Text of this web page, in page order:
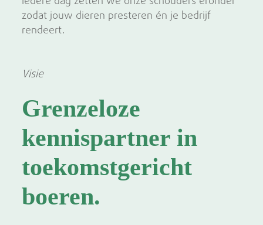
zodat jouw dieren presteren én je bedrijf
rendeert.
Visie
Grenzeloze
kennispartner in
toekomstgericht
boeren.